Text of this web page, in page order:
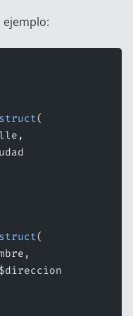
ejemplo:
(
(